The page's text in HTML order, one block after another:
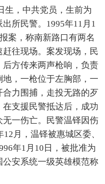
，中共党员，生前为
所民警。1995年11月1
案，称南新路口有两名
往现场。案发现场，民
方传来两声枪响，负责
，一枪位于左胸部，一
力围捕，走投无路的歹
支援民警抵达后，成功
一伤亡。民警温铎因伤
月，温铎被惠城区委、
年1月10日，被批准为
安系统一级英雄模范称